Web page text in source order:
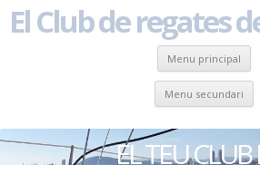
El Club de regates
Menu principal
Menu secundari
EL TEU CLUB